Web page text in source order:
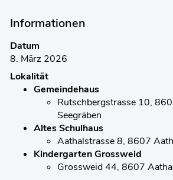
Informationen
Datum
8. März 2026
Lokalität
Gemeindehaus
Rutschbergstrasse 10,
Seegräben
Altes Schulhaus
Aathalstrasse 8, 8607
Kindergarten Grossweid
Grossweid 44, 8607